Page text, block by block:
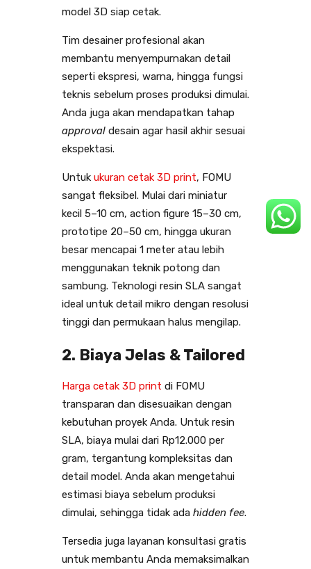
model 3D siap cetak.
Tim desainer profesional akan
membantu menyempurnakan detail
seperti ekspresi, warna, hingga fungsi
teknis sebelum proses produksi dimulai.
Anda juga akan mendapatkan tahap
approval desain agar hasil akhir sesuai
ekspektasi.
Untuk ukuran cetak 3D print, FOMU
sangat fleksibel. Mulai dari miniatur
kecil 5–10 cm, action figure 15–30 cm,
prototipe 20–50 cm, hingga ukuran
besar mencapai 1 meter atau lebih
menggunakan teknik potong dan
sambung. Teknologi resin SLA sangat
ideal untuk detail mikro dengan resolusi
tinggi dan permukaan halus mengilap.
2. Biaya Jelas & Tailored
Harga cetak 3D print di FOMU
transparan dan disesuaikan dengan
kebutuhan proyek Anda. Untuk resin
SLA, biaya mulai dari Rp12.000 per
gram, tergantung kompleksitas dan
detail model. Anda akan mengetahui
estimasi biaya sebelum produksi
dimulai, sehingga tidak ada hidden fee.
Tersedia juga layanan konsultasi gratis
untuk membantu Anda memaksimalkan